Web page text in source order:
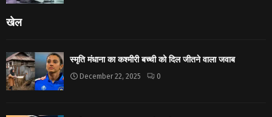
खेल
स्मृति मंधाना का कश्मीरी बच्ची को दिल जीतने वाला जवाब
December 22, 2025 0